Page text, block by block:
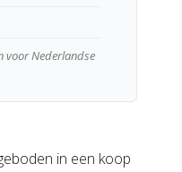
voor Nederlandse
in een koop